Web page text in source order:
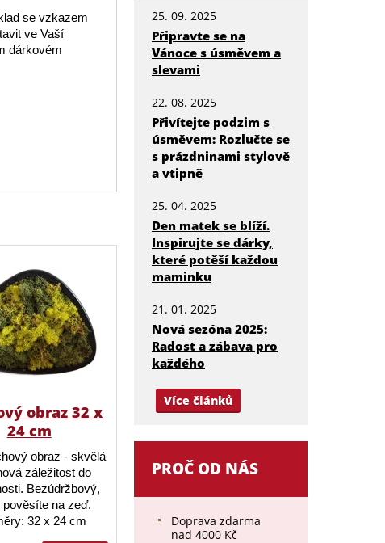
se vzkazem
ve Vaší
dárkovém
obraz 32 x
24 cm
obraz - skvělá
záležitost do
Bezúdržbový,
pověsíte na zeď.
32 x 24 cm
25. 09. 2025
Připravte se na
Vánoce s úsměvem a
slevami
22. 08. 2025
Přivítejte podzim s
úsměvem: Rozlučte se
s prázdninami stylově
a vtipně
25. 04. 2025
Den matek se blíží.
Inspirujte se dárky,
které potěší každou
maminku
21. 01. 2025
Nová sezóna 2025:
Radost a zábava pro
každého
Více článků
PROČ OD NÁS
Doprava zdarma
nad 4000 Kč